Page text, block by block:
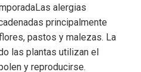
alergias
principalmente
pastos y malezas. La
las plantas utilizan el
y reproducirse.